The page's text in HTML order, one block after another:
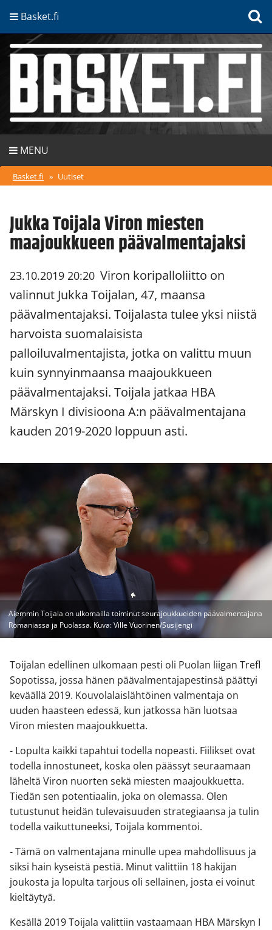
Basket.fi
MENU
Basket.fi » Uutiset
Jukka Toijala Viron miesten
maajoukkueen päävalmentajaksi
23.10.2019 20:20 Viron koripalloliitto on
valinnut Jukka Toijalan, 47, maansa
päävalmentajaksi. Toijalasta tulee yksi niistä
harvoista suomalaisista
palloiluvalmentajista, jotka on valittu muun
kuin synnyinmaansa maajoukkueen
päävalmentajaksi. Toijala jatkaa HBA
Märskyn I divisioona A:n päävalmentajana
kauden 2019-2020 loppuun asti.
Aiemmin Toijala on ulkomailla toiminut seurajoukkueiden päävalmentajana
Romaniassa ja Puolassa. Kuva: Ville Vuorinen/Susijengi
Toijalan edellinen ulkomaan pesti oli Puolan liigan Trefl
Sopotissa, jossa hänen päävalmentajapestinsä päättyi
keväällä 2019. Kouvolalaislähtöinen valmentaja on
uuden haasteen edessä, kun jatkossa hän luotsaa
Viron miesten maajoukkuetta.
- Lopulta kaikki tapahtui todella nopeasti. Fiilikset ovat
todella innostuneet, koska olen päässyt seuraamaan
läheltä Viron nuorten sekä miesten maajoukkuetta.
Tiedän sen potentiaalin, joka on olemassa. Olen
tutustunut heidän tulevaisuuden strategiaansa ja tulin
todella vaikuttuneeksi, Toijala kommentoi.
- Tämä on valmentajana minulle upea mahdollisuus ja
siksi hain kyseistä pestiä. Minut valittiin 18 hakijan
joukosta ja lopulta tarjous oli sellainen, josta ei voinut
kieltäytyä.
Kesällä 2019 Toijala valittiin vastaamaan HBA Märskyn I